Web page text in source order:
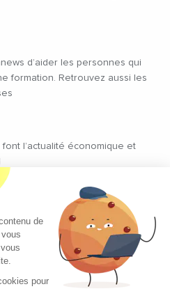
d’aider les personnes qui
formation. Retrouvez aussi les
l’actualité économique et
réservés